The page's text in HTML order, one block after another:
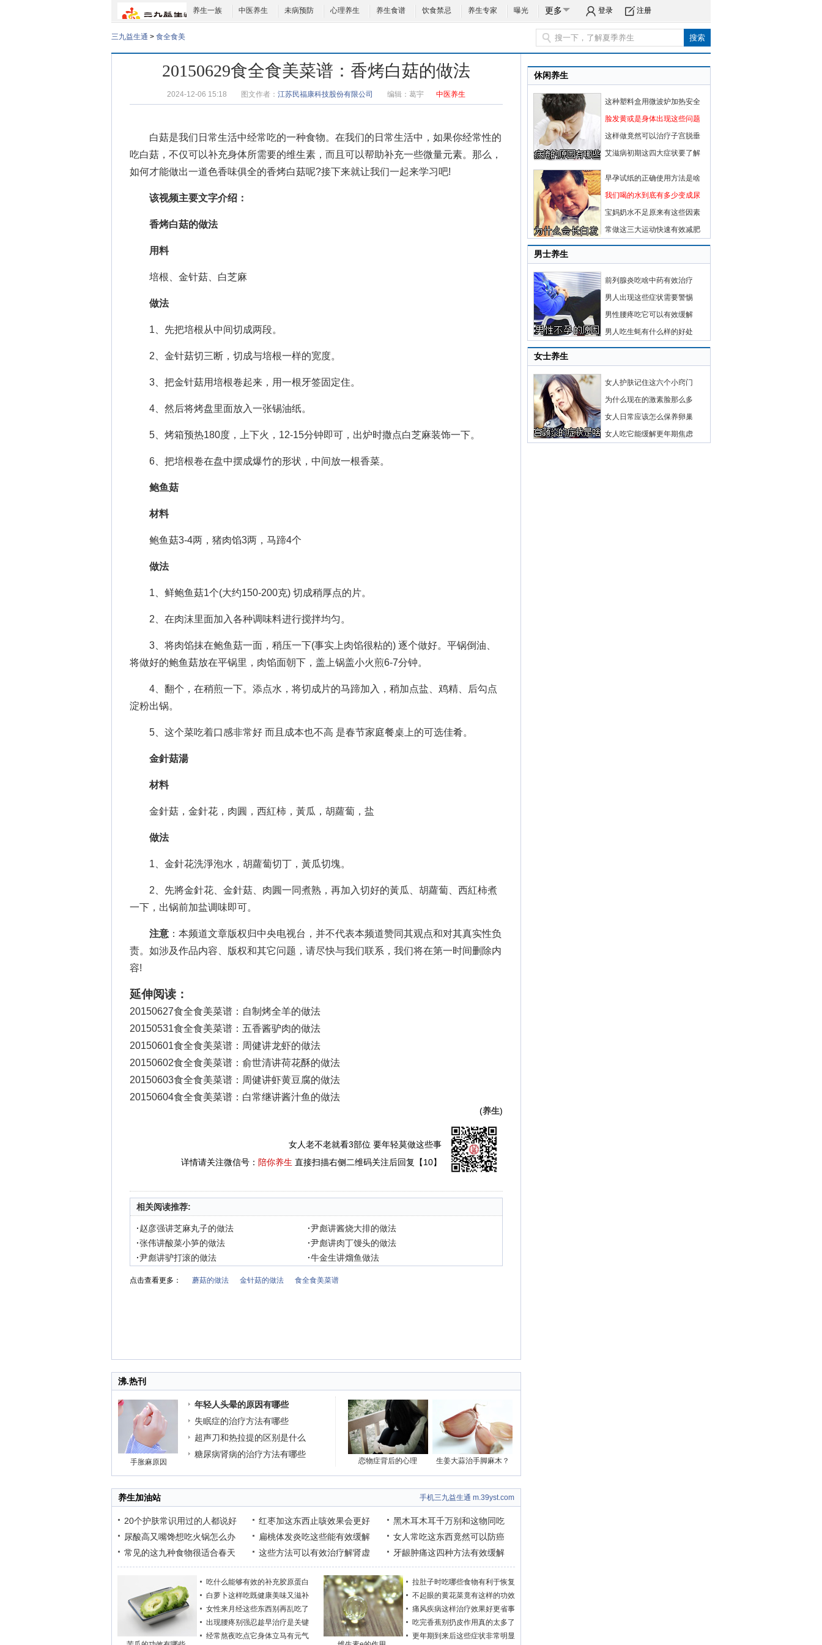
养生一族 中医养生 未病预防 心理养生 养生食谱 饮食禁忌 养生专家 曝光 更多 登录 注册
三九益生通 > 食全食美
20150629食全食美菜谱：香烤白菇的做法
2024-12-06 15:18 图文作者： 江苏民福康科技股份有限公司 编辑： 葛宇 中医养生
白菇是我们日常生活中经常吃的一种食物。在我们的日常生活中，如果你经常性的
吃白菇，不仅可以补充身体所需要的维生素，而且可以帮助补充一些微量元素。那么，
如何才能做出一道色香味俱全的香烤白菇呢?接下来就让我们一起来学习吧!
该视频主要文字介绍：
香烤白菇的做法
用料
培根、金针菇、白芝麻
做法
1、先把培根从中间切成两段。
2、金针菇切三断，切成与培根一样的宽度。
3、把金针菇用培根卷起来，用一根牙签固定住。
4、然后将烤盘里面放入一张锡油纸。
5、烤箱预热180度，上下火，12-15分钟即可，出炉时撒点白芝麻装饰一下。
6、把培根卷在盘中摆成爆竹的形状，中间放一根香菜。
鲍鱼菇
材料
鲍鱼菇3-4两，猪肉馅3两，马蹄4个
做法
1、鲜鲍鱼菇1个(大约150-200克) 切成稍厚点的片。
2、在肉沫里面加入各种调味料进行搅拌均匀。
3、将肉馅抹在鲍鱼菇一面，稍压一下(事实上肉馅很粘的) 逐个做好。平锅倒油、
将做好的鲍鱼菇放在平锅里，肉馅面朝下，盖上锅盖小火煎6-7分钟。
4、翻个，在稍煎一下。添点水，将切成片的马蹄加入，稍加点盐、鸡精、后勾点
淀粉出锅。
5、这个菜吃着口感非常好 而且成本也不高 是春节家庭餐桌上的可选佳肴。
金針菇湯
材料
金針菇，金針花，肉圓，西紅柿，黃瓜，胡蘿蔔，盐
做法
1、金針花洗淨泡水，胡蘿蔔切丁，黃瓜切塊。
2、先將金針花、金針菇、肉圓一同煮熟，再加入切好的黃瓜、胡蘿蔔、西紅柿煮
一下，出锅前加盐调味即可。
注意 ：本频道文章版权归中央电视台，并不代表本频道赞同其观点和对其真实性负
责。如涉及作品内容、版权和其它问题，请尽快与我们联系，我们将在第一时间删除内
容!
延伸阅读：
20150627食全食美菜谱：自制烤全羊的做法
20150531食全食美菜谱：五香酱驴肉的做法
20150601食全食美菜谱：周健讲龙虾的做法
20150602食全食美菜谱：俞世清讲荷花酥的做法
20150603食全食美菜谱：周健讲虾黄豆腐的做法
20150604食全食美菜谱：白常继讲酱汁鱼的做法
(养生)
女人老不老就看3部位 要年轻莫做这些事
详情请关注微信号： 陪你养生 直接扫描右侧二维码关注后回复【10】
相关阅读推荐:
·赵彦强讲芝麻丸子的做法 ·尹彪讲酱烧大排的做法
·张伟讲酸菜小笋的做法 ·尹彪讲肉丁馒头的做法
·尹彪讲驴打滚的做法 ·牛金生讲熘鱼做法
点击查看更多： 蘑菇的做法 金针菇的做法 食全食美菜谱
沸.热刊
手胀麻原因
年轻人头晕的原因有哪些
失眠症的治疗方法有哪些
超声刀和热拉提的区别是什么
糖尿病肾病的治疗方法有哪些
恋物症背后的心理 生姜大蒜治手脚麻木？
养生加油站 手机三九益生通 m.39yst.com
20个护肤常识用过的人都说好
尿酸高又嘴馋想吃火锅怎么办
常见的这九种食物很适合春天
红枣加这东西止咳效果会更好
扁桃体发炎吃这些能有效缓解
这些方法可以有效治疗解肾虚
黑木耳木耳千万别和这物同吃
女人常吃这东西竟然可以防癌
牙龈肿痛这四种方法有效缓解
吃什么能够有效的补充胶原蛋白
白萝卜这样吃既健康美味又滋补
女性来月经这些东西别再乱吃了
出现腰疼别强忍趁早治疗是关键
经常熬夜吃点它身体立马有元气
拉肚子时吃哪些食物有利于恢复
不起眼的黄花菜竟有这样的功效
痛风疾病这样治疗效果好更省事
吃完香蕉别扔皮作用真的太多了
更年期到来后这些症状非常明显
休闲养生
这种塑料盒用微波炉加热安全
脸发黄或是身体出现这些问题
这样做竟然可以治疗子宫脱垂
艾滋病初期这四大症状要了解
早孕试纸的正确使用方法是啥
我们喝的水到底有多少变成尿
宝妈奶水不足原来有这些因素
常做这三大运动快速有效减肥
男士养生
前列腺炎吃啥中药有效治疗
男人出现这些症状需要警惕
男性腰疼吃它可以有效缓解
男人吃生蚝有什么样的好处
女士养生
女人护肤记住这六个小窍门
为什么现在的激素脸那么多
女人日常应该怎么保养卵巢
女人吃它能缓解更年期焦虑